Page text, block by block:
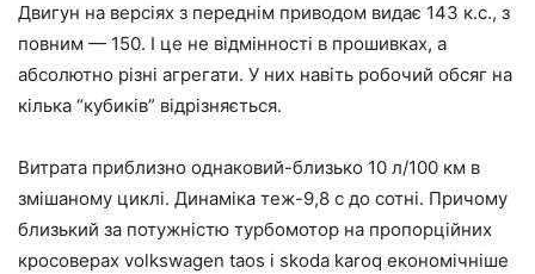
Двигун на версіях з переднім приводом видає 143 к.с., з
повним — 150. І це не відмінності в прошивках, а
абсолютно різні агрегати. У них навіть робочий обсяг на
кілька “кубиків” відрізняється.
Витрата приблизно однаковий-близько 10 л/100 км в
змішаному циклі. Динаміка теж-9,8 с до сотні. Причому
близький за потужністю турбомотор на пропорційних
кросоверах volkswagen taos і skoda karoq економічніше